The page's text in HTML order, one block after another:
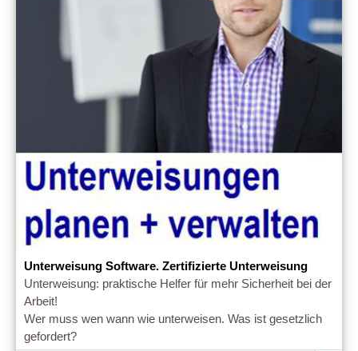
Unterweisung Software. Zertifizierte Unterweisung
Unterweisung: praktische Helfer für mehr Sicherheit bei der
Arbeit!
Wer muss wen wann wie unterweisen. Was ist gesetzlich
gefordert?